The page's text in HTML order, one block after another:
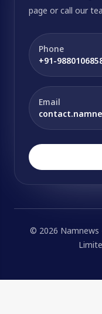
page or call our
Phone
+91-
Email
© 2026 Namnews